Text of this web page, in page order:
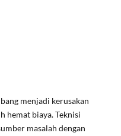
menjadi kerusakan
hemat biaya. Teknisi
masalah dengan